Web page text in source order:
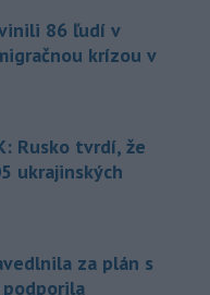
86 ľudí v
krízou v
Rusko tvrdí, že
ukrajinských
za plán s